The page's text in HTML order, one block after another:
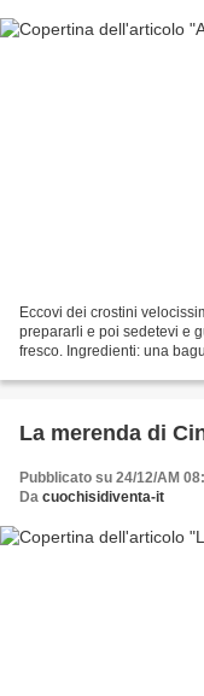
Eccovi dei crostini
prepararli e poi sedetevi e
fresco. Ingredienti: una
La merenda di
Pubblicato su 24/12/AM
Da cuochisidiventa-it